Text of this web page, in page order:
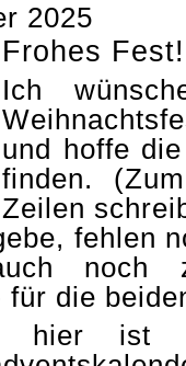
2025
Frohes Fest!
Ich
und hoffe
finden.
Zeilen
fehlen
noch
für die
hier ist